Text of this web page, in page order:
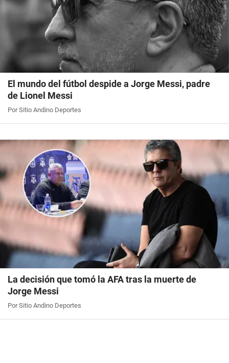
El mundo del fútbol despide a Jorge Messi, padre
de Lionel Messi
Por Sitio Andino Deportes
La decisión que tomó la AFA tras la muerte de
Jorge Messi
Por Sitio Andino Deportes